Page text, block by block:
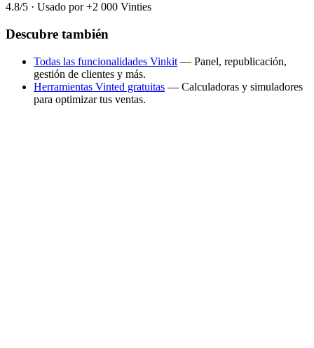
4.8/5 · Usado por +2 000 Vinties
Descubre también
Todas las funcionalidades Vinkit — Panel, republicación,
gestión de clientes y más.
Herramientas Vinted gratuitas — Calculadoras y simuladores
para optimizar tus ventas.